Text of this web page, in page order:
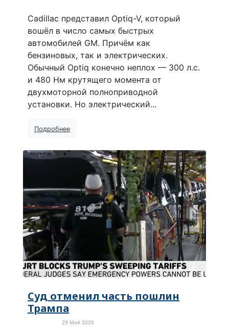
Cadillac представил Optiq-V, который
вошёл в число самых быстрых
автомобилей GM. Причём как
бензиновых, так и электрических.
Обычный Optiq конечно неплох — 300 л.с.
и 480 Нм крутящего момента от
двухмоторной полноприводной
установки. Но электрический...
Подробнее
Суд отменил часть пошлин
Трампа
29 Май 2025